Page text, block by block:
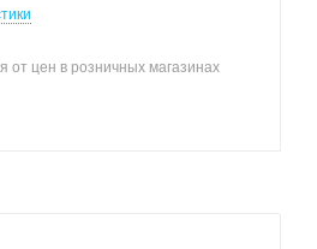
от цен в розничных магазинах